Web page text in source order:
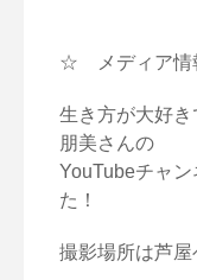
☆ メディア
生き方が大好き
朋美さんの
YouTubeチャ
た！
撮影場所は芦屋